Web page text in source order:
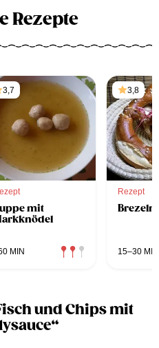
Rezepte
3,7
mit
MIN
3,8
Rezept
Brezeln
15–30 MIN
und Chips mit